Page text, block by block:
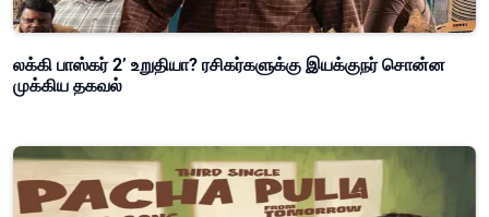
லக்கி பாஸ்கர் 2’ உறுதியா? ரசிகர்களுக்கு இயக்குநர் சொன்ன
முக்கிய தகவல்